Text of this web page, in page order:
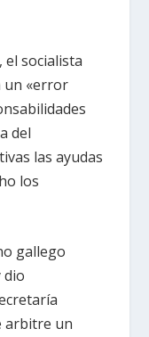
socialista
un «error
del
las ayudas
los
gallego
dio
arbitre un